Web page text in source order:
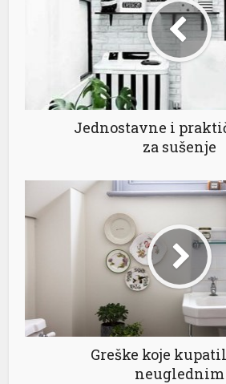
Jednostavne i
za sušenje
Greške koje
neuglednim